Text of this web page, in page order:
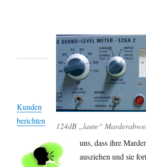
124dB „laute“
Kunden
berichten
uns, dass ihre
ausziehen und sie